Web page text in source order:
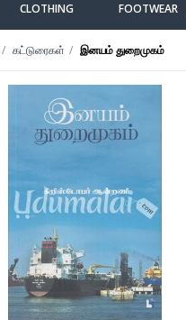
CLOTHING FOOTWEAR
கட்டுரைகள் இனயம் துறைமுகம்